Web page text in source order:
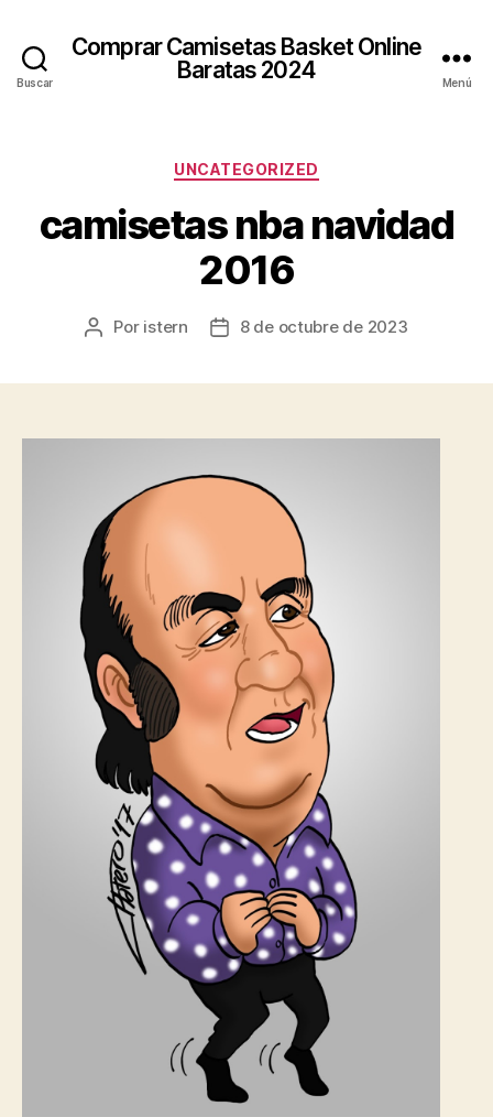
Buscar
Comprar Camisetas Basket Online
Baratas 2024
Menú
Categorías
UNCATEGORIZED
camisetas nba navidad
2016
Autor
Por istern
Fecha8 de octubre de 2023